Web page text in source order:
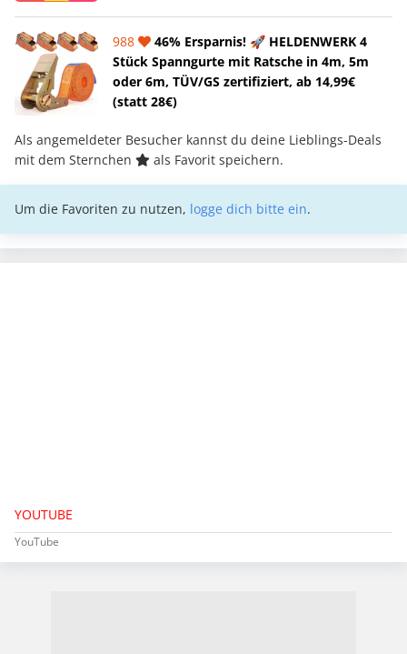
988
46% Ersparnis! 🚀 HELDENWERK 4
Stück Spanngurte mit Ratsche in 4m, 5m
oder 6m, TÜV/GS zertifiziert, ab 14,99€
(statt 28€)
Als angemeldeter Besucher kannst du deine Lieblings-Deals
mit dem Sternchen
als Favorit speichern.
Um die Favoriten zu nutzen, logge dich bitte ein.
YOUTUBE
YouTube